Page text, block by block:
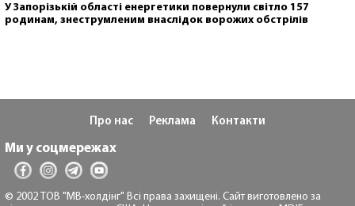
У Запорізькій області енергетики повернули світло 157
родинам, знеструмленим внаслідок ворожих обстрілів
Про нас Реклама Контакти
Ми у соцмережах
© 2002 ТОВ "МВ-холдінг" Всі права захищені. Сайт виготовлено за